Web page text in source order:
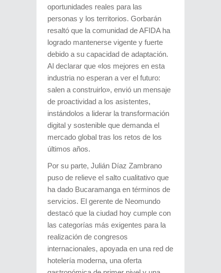
oportunidades reales para las
personas y los territorios. Gorbarán
resaltó que la comunidad de AFIDA ha
logrado mantenerse vigente y fuerte
debido a su capacidad de adaptación.
Al declarar que «los mejores en esta
industria no esperan a ver el futuro:
salen a construirlo», envió un mensaje
de proactividad a los asistentes,
instándolos a liderar la transformación
digital y sostenible que demanda el
mercado global tras los retos de los
últimos años.
Por su parte, Julián Díaz Zambrano
puso de relieve el salto cualitativo que
ha dado Bucaramanga en términos de
servicios. El gerente de Neomundo
destacó que la ciudad hoy cumple con
las categorías más exigentes para la
realización de congresos
internacionales, apoyada en una red de
hotelería moderna, una oferta